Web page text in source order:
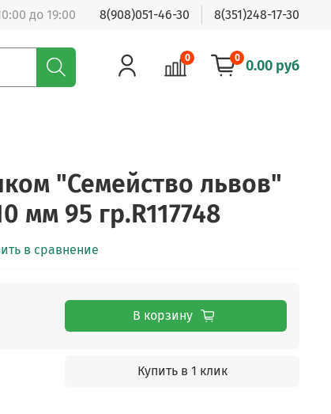
до 19:00 8(908)051-46-30 8(351)248-17-30
0 0 0.00 руб
"Семейство львов"
мм 95 гр.R117748
в сравнение
В корзину
Купить в 1 клик